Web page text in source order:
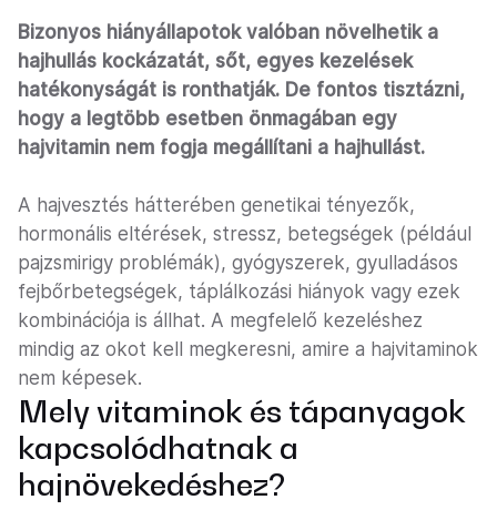
Bizonyos hiányállapotok valóban növelhetik a
hajhullás kockázatát, sőt, egyes kezelések
hatékonyságát is ronthatják. De fontos tisztázni,
hogy a legtöbb esetben önmagában egy
hajvitamin nem fogja megállítani a hajhullást.
A hajvesztés hátterében genetikai tényezők,
hormonális eltérések, stressz, betegségek (például
pajzsmirigy problémák), gyógyszerek, gyulladásos
fejbőrbetegségek, táplálkozási hiányok vagy ezek
kombinációja is állhat. A megfelelő kezeléshez
mindig az okot kell megkeresni, amire a hajvitaminok
nem képesek.
Mely vitaminok és tápanyagok
kapcsolódhatnak a
hajnövekedéshez?